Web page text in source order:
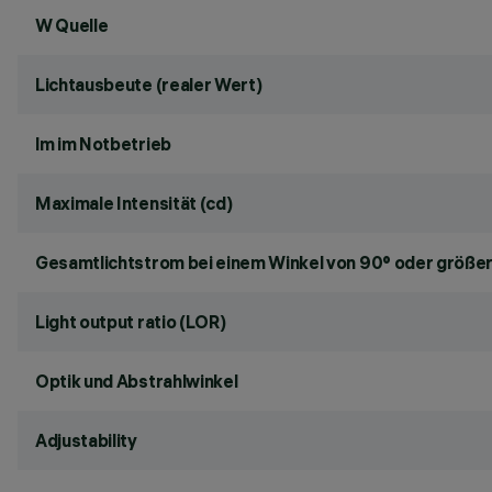
W Quelle
Lichtausbeute (realer Wert)
lm im Notbetrieb
Maximale Intensität (cd)
Gesamtlichtstrom bei einem Winkel von 90° oder
Light output ratio (LOR)
Optik und Abstrahlwinkel
Adjustability